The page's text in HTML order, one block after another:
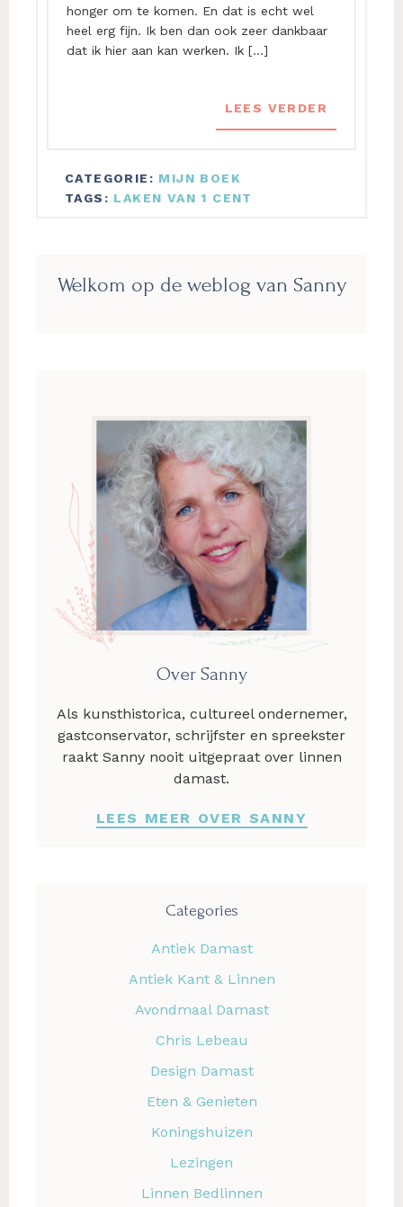
honger om te komen. En dat is echt wel
heel erg fijn. Ik ben dan ook zeer dankbaar
dat ik hier aan kan werken. Ik […]
LEES VERDER
CATEGORIE: MIJN BOEK
TAGS: LAKEN VAN 1 CENT
Sidebar
Welkom op de weblog van Sanny
Over Sanny
Als kunsthistorica, cultureel ondernemer,
gastconservator, schrijfster en spreekster
raakt Sanny nooit uitgepraat over linnen
damast.
LEES MEER OVER SANNY
Categories
Antiek Damast
Antiek Kant & Linnen
Avondmaal Damast
Chris Lebeau
Design Damast
Eten & Genieten
Koningshuizen
Lezingen
Linnen Bedlinnen